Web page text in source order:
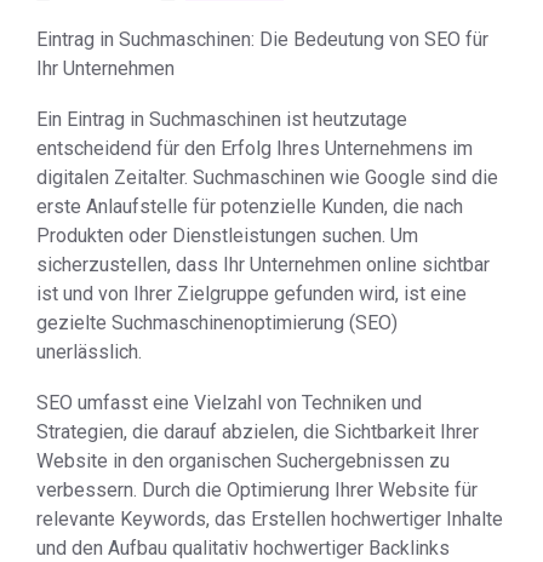
Eintrag in Suchmaschinen: Die Bedeutung von SEO für
Ihr Unternehmen
Ein Eintrag in Suchmaschinen ist heutzutage
entscheidend für den Erfolg Ihres Unternehmens im
digitalen Zeitalter. Suchmaschinen wie Google sind die
erste Anlaufstelle für potenzielle Kunden, die nach
Produkten oder Dienstleistungen suchen. Um
sicherzustellen, dass Ihr Unternehmen online sichtbar
ist und von Ihrer Zielgruppe gefunden wird, ist eine
gezielte Suchmaschinenoptimierung (SEO)
unerlässlich.
SEO umfasst eine Vielzahl von Techniken und
Strategien, die darauf abzielen, die Sichtbarkeit Ihrer
Website in den organischen Suchergebnissen zu
verbessern. Durch die Optimierung Ihrer Website für
relevante Keywords, das Erstellen hochwertiger Inhalte
und den Aufbau qualitativ hochwertiger Backlinks